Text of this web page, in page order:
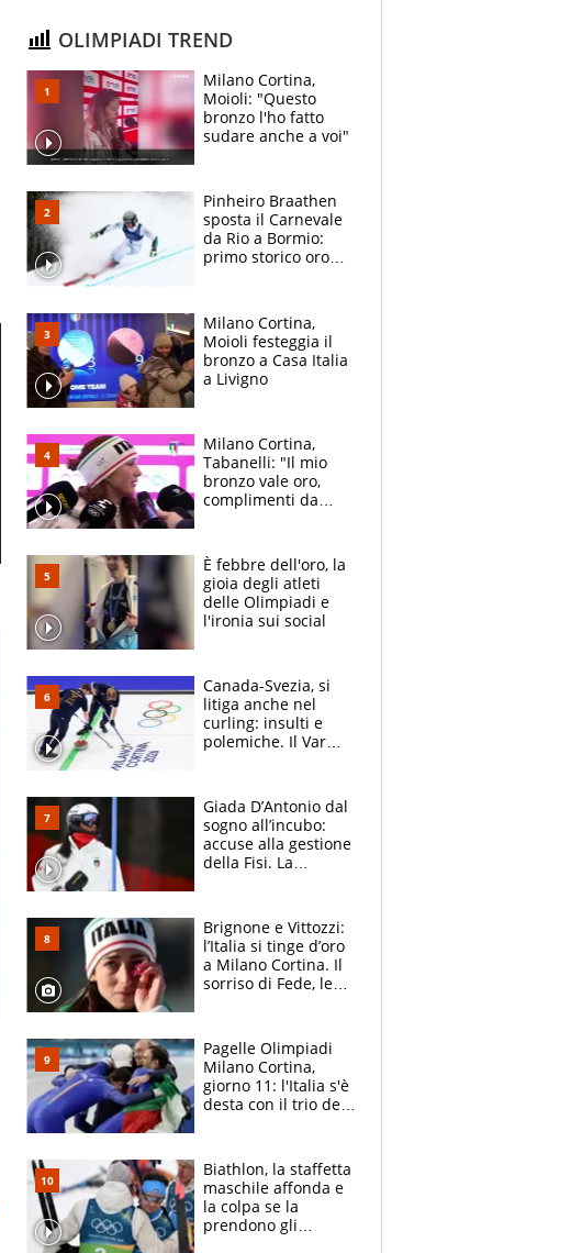
OLIMPIADI TREND
Milano Cortina,
Moioli: "Questo
bronzo l'ho fatto
sudare anche a voi"
Pinheiro Braathen
sposta il Carnevale
da Rio a Bormio:
primo storico oro
Vinatzer
Milano Cortina,
Moioli festeggia il
bronzo a Casa Italia
a Livigno
Milano Cortina,
Tabanelli: "Il mio
bronzo vale oro,
complimenti da
È febbre dell'oro, la
gioia degli atleti
delle Olimpiadi e
l'ironia sui social
Canada-Svezia, si
litiga anche nel
curling: insulti e
polemiche. Il Var
Giada D’Antonio dal
sogno all’incubo:
accuse alla gestione
della Fisi. La
Brignone e Vittozzi:
l’Italia si tinge d’oro
a Milano Cortina. Il
sorriso di Fede, le
Pagelle Olimpiadi
Milano Cortina,
giorno 11: l'Italia s'è
desta con il trio del
Biathlon, la staffetta
maschile affonda e
la colpa se la
prendono gli